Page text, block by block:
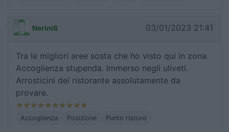
Nerini6 03/01/2023 21:41
Tra le migliori aree sosta che ho visto qui in zona.
Accoglienza stupenda. Immerso negli uliveti.
Arrosticini del ristorante assolutamente da
provare.
Accoglienza Posizione Punto ristoro